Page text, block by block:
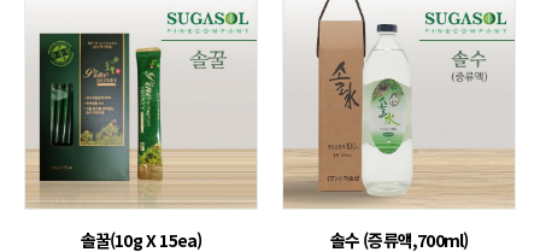
솔꿀(10g X 15ea) 솔수 (증류액,700ml)